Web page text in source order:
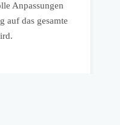
Anpassungen
auf das gesamte